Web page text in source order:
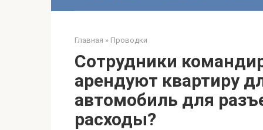
Главная » Проводки
Сотрудники
арендуют квартиру
автомобиль для
расходы?